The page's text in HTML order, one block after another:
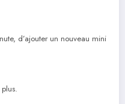
d’ajouter un nouveau mini